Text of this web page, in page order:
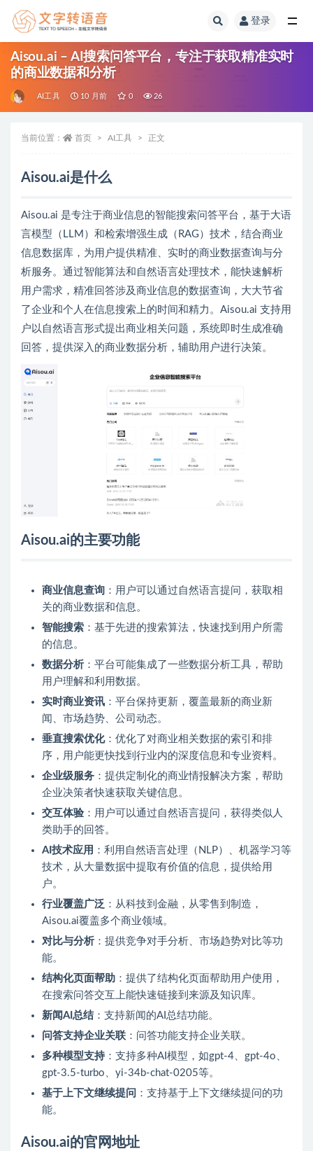
登录
Aisou.ai – AI搜索问答平台，专注于获取精准实时
的商业数据和分析
AI工具 10 月前 0 26
当前位置： 首页 AI工具 正文
Aisou.ai是什么
Aisou.ai 是专注于商业信息的智能搜索问答平台，基于大语
言模型（LLM）和检索增强生成（RAG）技术，结合商业
信息数据库，为用户提供精准、实时的商业数据查询与分
析服务。通过智能算法和自然语言处理技术，能快速解析
用户需求，精准回答涉及商业信息的数据查询，大大节省
了企业和个人在信息搜索上的时间和精力。Aisou.ai 支持用
户以自然语言形式提出商业相关问题，系统即时生成准确
回答，提供深入的商业数据分析，辅助用户进行决策。
Aisou.ai的主要功能
商业信息查询 ：用户可以通过自然语言提问，获取相
关的商业数据和信息。
智能搜索 ：基于先进的搜索算法，快速找到用户所需
的信息。
数据分析 ：平台可能集成了一些数据分析工具，帮助
用户理解和利用数据。
实时商业资讯 ：平台保持更新，覆盖最新的商业新
闻、市场趋势、公司动态。
垂直搜索优化：优化了对商业相关数据的索引和排
序，用户能更快找到行业内的深度信息和专业资料。
企业级服务 ：提供定制化的商业情报解决方案，帮助
企业决策者快速获取关键信息。
交互体验：用户可以通过自然语言提问，获得类似人
类助手的回答。
AI技术应用 ：利用自然语言处理（NLP）、机器学习等
技术，从大量数据中提取有价值的信息，提供给用
户。
行业覆盖广泛 ：从科技到金融，从零售到制造，
Aisou.ai覆盖多个商业领域。
对比与分析 ：提供竞争对手分析、市场趋势对比等功
能。
结构化页面帮助 ：提供了结构化页面帮助用户使用，
在搜索问答交互上能快速链接到来源及知识库。
新闻AI总结：支持新闻的AI总结功能。
问答支持企业关联 ：问答功能支持企业关联。
多种模型支持：支持多种AI模型，如gpt-4、gpt-4o、
gpt-3.5-turbo、yi-34b-chat-0205等。
基于上下文继续提问
：支持基于上下文继续提问的功
能。
Aisou.ai的官网地址